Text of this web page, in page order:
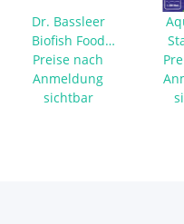
Dr. Bassleer
Biofish Food
Baby+Nano S 60
g
Preise nach
Anmeldung
sichtbar